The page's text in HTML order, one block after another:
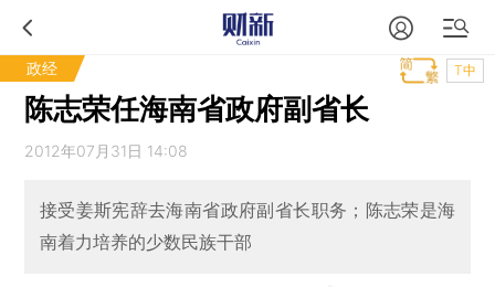
政经 T中
陈志荣任海南省政府副省长
2012年07月31日 14:08
接受姜斯宪辞去海南省政府副省长职务；陈志荣是海
南着力培养的少数民族干部